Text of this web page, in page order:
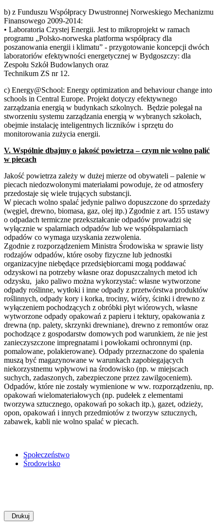
b) z Funduszu Współpracy Dwustronnej Norweskiego Mechanizmu
Finansowego 2009-2014:
• Laboratoria Czystej Energii. Jest to mikroprojekt w ramach
programu „Polsko-norweska platforma współpracy dla
poszanowania energii i klimatu” - przygotowanie koncepcji dwóch
laboratoriów efektywności energetycznej w Bydgoszczy: dla
Zespołu Szkół Budowlanych oraz
Technikum ZS nr 12.
c) Energy@School: Energy optimization and behaviour change into
schools in Central Europe. Projekt dotyczy efektywnego
zarządzania energią w budynkach szkolnych. Będzie polegał na
stworzeniu systemu zarządzania energią w wybranych szkołach,
obejmie instalację inteligentnych liczników i sprzętu do
monitorowania zużycia energii.
V. Wspólnie dbajmy o jakość powietrza – czym nie wolno palić
w piecach
Jakość powietrza zależy w dużej mierze od obywateli – palenie w
piecach niedozwolonymi materiałami powoduje, że od atmosfery
przedostaje się wiele trujących substancji.
W piecach wolno spalać jedynie paliwo dopuszczone do sprzedaży
(węgiel, drewno, biomasa, gaz, olej itp.) Zgodnie z art. 155 ustawy
o odpadach termiczne przekształcanie odpadów prowadzi się
wyłącznie w spalarniach odpadów lub we współspalarniach
odpadów co wymaga uzyskania zezwolenia.
Zgodnie z rozporządzeniem Ministra Środowiska w sprawie listy
rodzajów odpadów, które osoby fizyczne lub jednostki
organizacyjne niebędące przedsiębiorcami mogą poddawać
odzyskowi na potrzeby własne oraz dopuszczalnych metod ich
odzysku, jako paliwo można wykorzystać: własne wytworzone
odpady roślinne, wytłoki i inne odpady z przetwórstwa produktów
roślinnych, odpady kory i korka, trociny, wióry, ścinki i drewno z
wyłączeniem pochodzących z obróbki płyt wiórowych, własne
wytworzone odpady opakowań z papieru i tektury, opakowania z
drewna (np. palety, skrzynki drewniane), drewno z remontów oraz
pochodzące z gospodarstw domowych pod warunkiem, że nie jest
zanieczyszczone impregnatami i powłokami ochronnymi (np.
pomalowane, polakierowane). Odpady przeznaczone do spalenia
muszą być magazynowane w warunkach zapobiegających
niekorzystnemu wpływowi na środowisko (np. w miejscach
suchych, zadaszonych, zabezpieczone przez zawilgoceniem).
Odpadów, które nie zostały wymienione w ww. rozporządzeniu, np.
opakowań wielomateriałowych (np. pudełek z elementami
tworzywa sztucznego, opakowań po sokach itp.), gazet, odzieży,
opon, opakowań i innych przedmiotów z tworzyw sztucznych,
zabawek, kabli nie wolno spalać w piecach.
Społeczeństwo
Środowisko
Drukuj